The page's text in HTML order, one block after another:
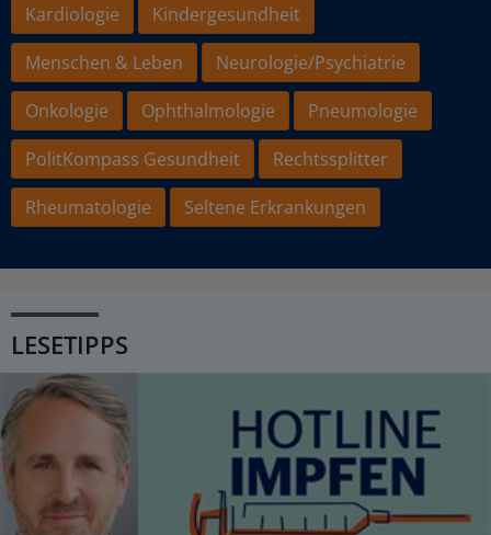
Kardiologie
Kindergesundheit
Menschen & Leben
Neurologie/Psychiatrie
Onkologie
Ophthalmologie
Pneumologie
PolitKompass Gesundheit
Rechtssplitter
Rheumatologie
Seltene Erkrankungen
LESETIPPS